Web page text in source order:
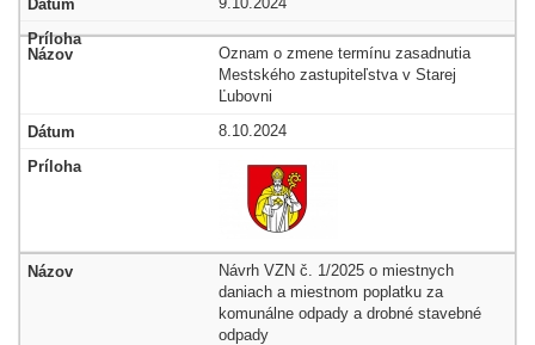
Oznam o zmene termínu zasadnutia
Mestského zastupiteľstva v Starej
Ľubovni
8.10.2024
Návrh VZN č. 1/2025 o miestnych
daniach a miestnom poplatku za
komunálne odpady a drobné stavebné
odpady